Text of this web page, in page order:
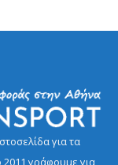
για τα
γράφουμε για